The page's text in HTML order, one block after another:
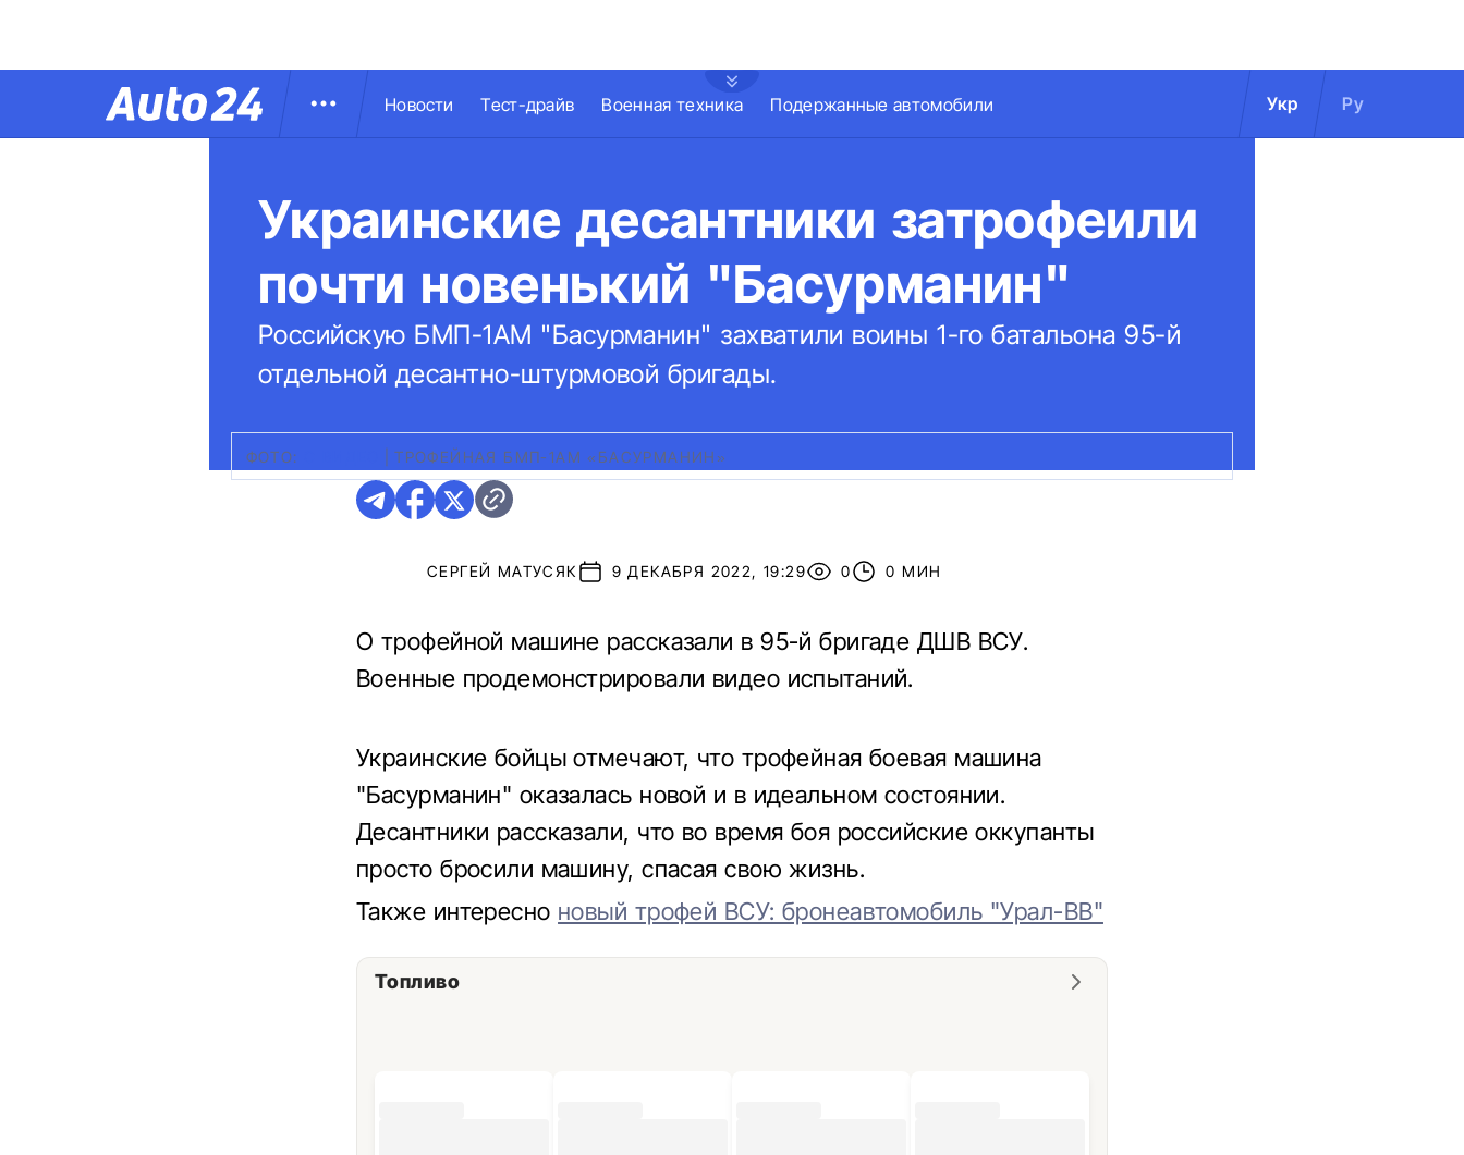
Новости Тест-драйв Военная техника Подержанные автомобили Укр Ру
Украинские десантники затрофеили
почти новенький "Басурманин"
Российскую БМП-1АМ "Басурманин" захватили воины 1-го батальона 95-й
отдельной десантно-штурмовой бригады.
ФОТО: ТРОФЕЙНАЯ БМП-1АМ «БАСУРМАНИН»
СЕРГЕЙ МАТУСЯК 9 ДЕКАБРЯ 2022, 19:29 0 0 МИН
О трофейной машине рассказали в 95-й бригаде ДШВ ВСУ.
Военные продемонстрировали видео испытаний.
Украинские бойцы отмечают, что трофейная боевая машина
"Басурманин" оказалась новой и в идеальном состоянии.
Десантники рассказали, что во время боя российские оккупанты
просто бросили машину, спасая свою жизнь.
Также интересно новый трофей ВСУ: бронеавтомобиль "Урал-ВВ"
Топливо